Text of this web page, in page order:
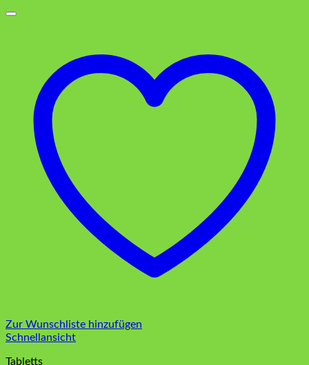
Zur Wunschliste hinzufügen
Schnellansicht
Tabletts